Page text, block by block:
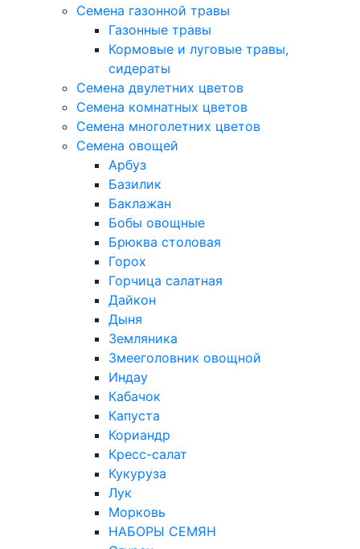
Семена газонной травы
Газонные травы
Кормовые и луговые травы,
сидераты
Семена двулетних цветов
Семена комнатных цветов
Семена многолетних цветов
Семена овощей
Арбуз
Базилик
Баклажан
Бобы овощные
Брюква столовая
Горох
Горчица салатная
Дайкон
Дыня
Земляника
Змееголовник овощной
Индау
Кабачок
Капуста
Кориандр
Кресс-салат
Кукуруза
Лук
Морковь
НАБОРЫ СЕМЯН